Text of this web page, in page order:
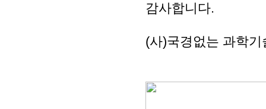
감사합니다.
(사)국경없는 과학